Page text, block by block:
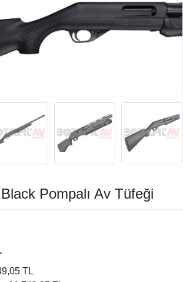
Pompalı Av Tüfeği
TL